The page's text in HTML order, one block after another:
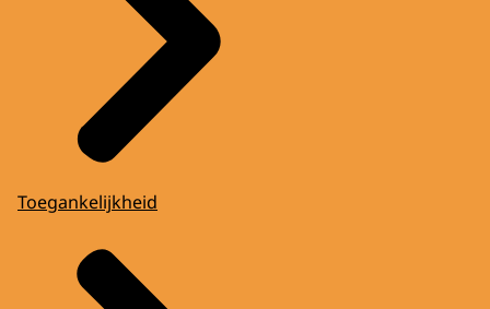
Toegankelijkheid